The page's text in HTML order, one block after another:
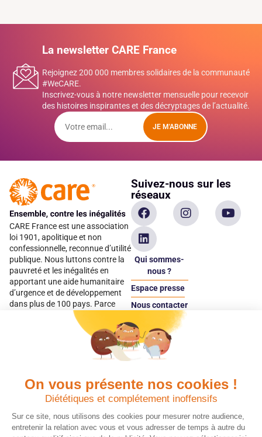
On vous présente nos cookies !
Diététiques et complétement inoffensifs
Sur ce site, nous utilisons des cookies pour mesurer notre audience,
entretenir la relation avec vous et vous adresser de temps à autre du
La newsletter CARE France
Rejoignez 200 000 membres solidaires de la communauté
#WeCARE.
Inscrivez-vous à notre newsletter mensuelle pour recevoir
des histoires inspirantes et des décryptages de l’actualité.
JE M'ABONNE
CARE France est une association
loi 1901, apolitique et non
confessionnelle, reconnue d’utilité
publique. Nous luttons contre la
pauvreté et les inégalités en
apportant une aide humanitaire
d’urgence et de développement
dans plus de 100 pays. Parce
qu’elles sont les premières
victimes des inégalités, CARE met
les femmes et les filles au cœur
Suivez-nous sur les
réseaux
Qui sommes-
nous ?
Espace presse
Nous contacter
Espace
donateur
Quels avantages fiscaux ?
Chaque don effectué à une
association reconnue d’utilité
publique comme CARE, est
déductible jusqu’à 75 % de l’impôt
Donner en confiance
Vos dons sont
déductibles à 75 % de
vos impôts. Depuis
plus de 15 ans, CARE